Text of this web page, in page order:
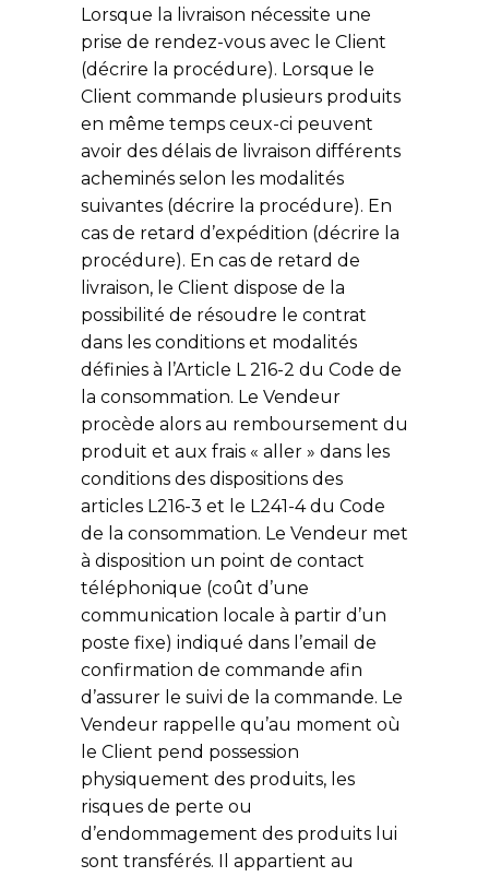
Lorsque la livraison nécessite une
prise de rendez-vous avec le Client
(décrire la procédure). Lorsque le
Client commande plusieurs produits
en même temps ceux-ci peuvent
avoir des délais de livraison différents
acheminés selon les modalités
suivantes (décrire la procédure). En
cas de retard d’expédition (décrire la
procédure). En cas de retard de
livraison, le Client dispose de la
possibilité de résoudre le contrat
dans les conditions et modalités
définies à l’Article L 216-2 du Code de
la consommation. Le Vendeur
procède alors au remboursement du
produit et aux frais « aller » dans les
conditions des dispositions des
articles L216-3 et le L241-4 du Code
de la consommation. Le Vendeur met
à disposition un point de contact
téléphonique (coût d’une
communication locale à partir d’un
poste fixe) indiqué dans l’email de
confirmation de commande afin
d’assurer le suivi de la commande. Le
Vendeur rappelle qu’au moment où
le Client pend possession
physiquement des produits, les
risques de perte ou
d’endommagement des produits lui
sont transférés. Il appartient au